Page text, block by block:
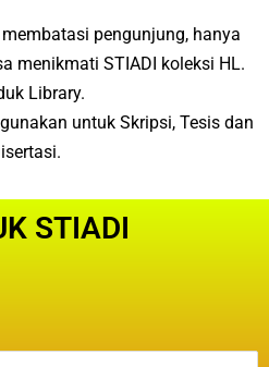
pengunjung, hanya
menikmati STIADI koleksi HL.
Library.
untuk Skripsi, Tesis dan
STIADI